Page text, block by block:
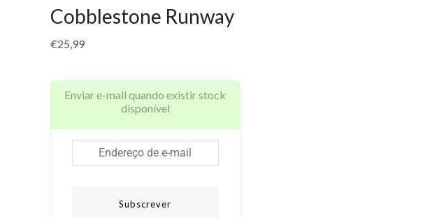
Cobblestone Runway
€25,99
Enviar e-mail quando existir stock
disponível
Subscrever